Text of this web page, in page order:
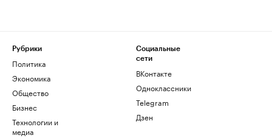
Рубрики
Политика
Экономика
Общество
Бизнес
Технологии и
медиа
Социальные
сети
ВКонтакте
Одноклассники
Telegram
Дзен